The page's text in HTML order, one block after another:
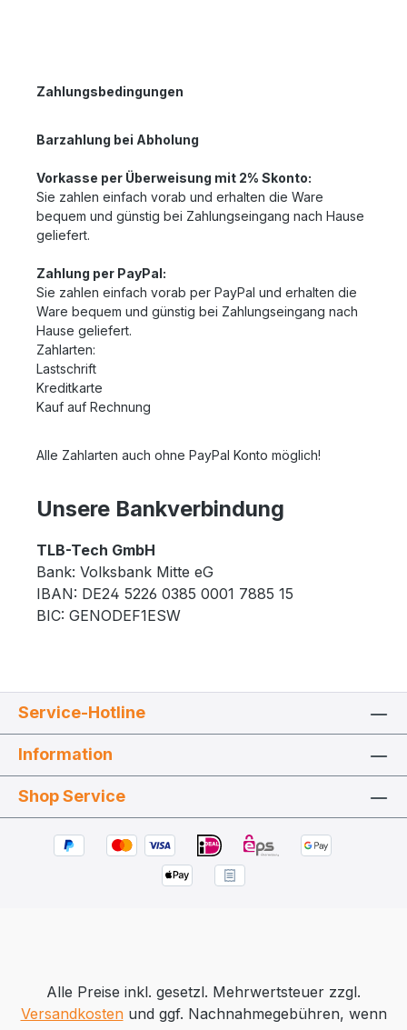
Zahlungsbedingungen
Barzahlung bei Abholung
Vorkasse per Überweisung mit 2% Skonto:
Sie zahlen einfach vorab und erhalten die Ware
bequem und günstig bei Zahlungseingang nach Hause
geliefert.
Zahlung per PayPal:
Sie zahlen einfach vorab per PayPal und erhalten die
Ware bequem und günstig bei Zahlungseingang nach
Hause geliefert.
Zahlarten:
Lastschrift
Kreditkarte
Kauf auf Rechnung
Alle Zahlarten auch ohne PayPal Konto möglich!
Unsere Bankverbindung
TLB-Tech GmbH
Bank: Volksbank Mitte eG
IBAN: DE24 5226 0385 0001 7885 15
BIC: GENODEF1ESW
Service-Hotline
Information
Shop Service
Alle Preise inkl. gesetzl. Mehrwertsteuer zzgl.
Versandkostenund ggf. Nachnahmegebühren, wenn